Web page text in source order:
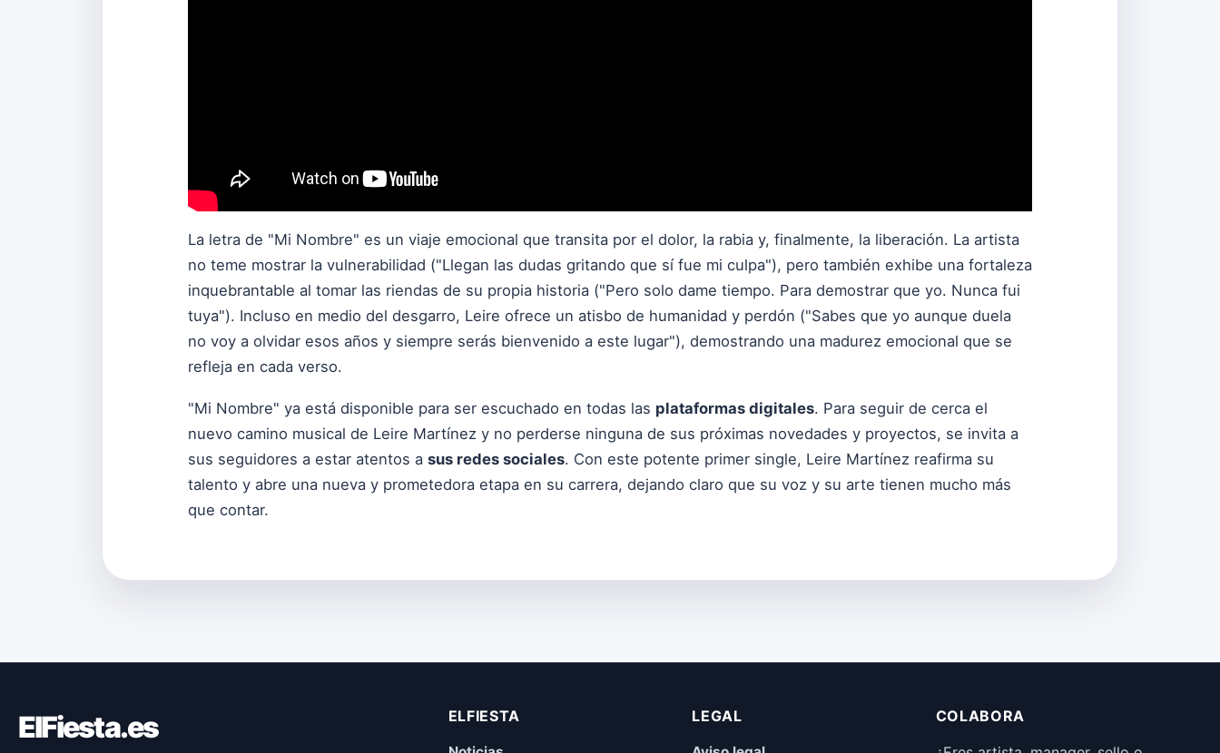
La letra de "Mi Nombre" es un viaje emocional que transita por el dolor, la rabia y, finalmente, la liberación. La artista
no teme mostrar la vulnerabilidad ("Llegan las dudas gritando que sí fue mi culpa"), pero también exhibe una fortaleza
inquebrantable al tomar las riendas de su propia historia ("Pero solo dame tiempo. Para demostrar que yo. Nunca fui
tuya"). Incluso en medio del desgarro, Leire ofrece un atisbo de humanidad y perdón ("Sabes que yo aunque duela
no voy a olvidar esos años y siempre serás bienvenido a este lugar"), demostrando una madurez emocional que se
refleja en cada verso.
"Mi Nombre" ya está disponible para ser escuchado en todas las plataformas digitales. Para seguir de cerca el
nuevo camino musical de Leire Martínez y no perderse ninguna de sus próximas novedades y proyectos, se invita a
sus seguidores a estar atentos a sus redes sociales. Con este potente primer single, Leire Martínez reafirma su
talento y abre una nueva y prometedora etapa en su carrera, dejando claro que su voz y su arte tienen mucho más
que contar.
ElFiesta.es ELFIESTA LEGAL
COLABORA